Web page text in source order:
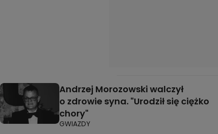
Andrzej Morozowski walczył
o zdrowie syna. "Urodził się ciężko
chory"
GWIAZDY